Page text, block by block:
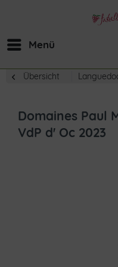
Menü
Übersicht
Domaines Paul
VdP d' Oc 2023